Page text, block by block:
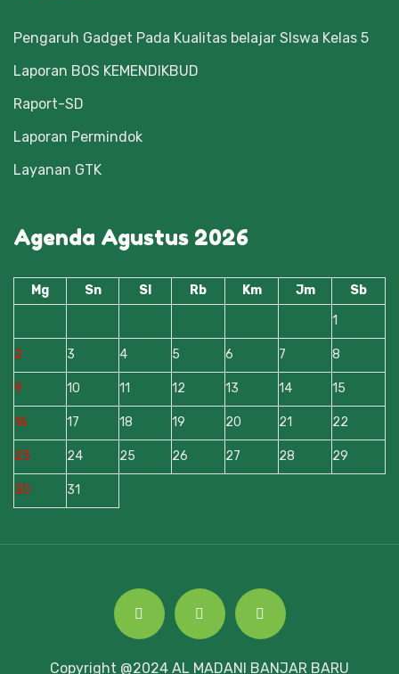
Pengaruh Gadget Pada Kualitas belajar SIswa Kelas 5
Laporan BOS KEMENDIKBUD
Raport-SD
Laporan Permindok
Layanan GTK
Agenda Agustus 2026
Mg Sn Sl Rb Km Jm
Sb
1
2 3 4 5 6 7 8
9 10 11 12 13 14 15
16 17 18 19 20 21 22
23 24 25 26 27 28 29
30 31
Copyright @2024 AL MADANI BANJAR BARU